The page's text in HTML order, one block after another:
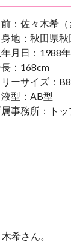
：佐々木希（
地：秋田県秋
月日：1988
：168cm
リーサイズ：
液型：AB型
属事務所：トッ
希さん。